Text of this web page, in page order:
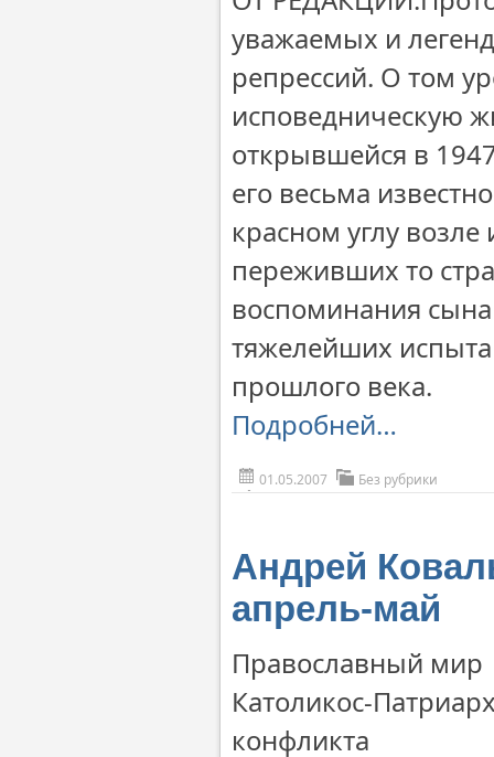
уважаемых и
репрессий. О том
исповедническую
открывшейся в
его весьма
красном углу
переживших то
воспоминания
тяжелейших
прошлого века.
Подробней…
01.05.2007 Без рубрики
Андрей
апрель-май
Православный мир
Католикос-
конфликта